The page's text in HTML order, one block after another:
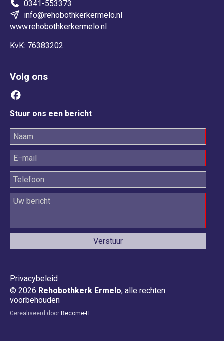
0341-553373
info@rehobothkerkermelo.nl
www.rehobothkerkermelo.nl
KvK: 76383202
Volg ons
Stuur ons een bericht
Privacybeleid
© 2026 Rehobothkerk Ermelo, alle rechten
voorbehouden
Gerealiseerd door Become-IT